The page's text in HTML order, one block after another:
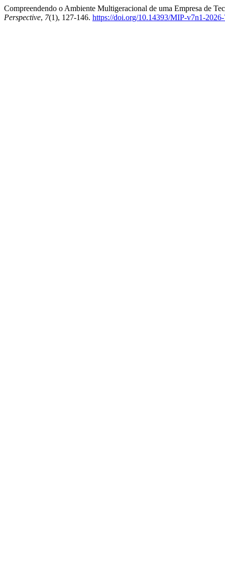
Compreendendo o Ambiente Multigeracional de uma Empresa de
Perspective, 7(1), 127-146. https://doi.org/10.14393/MIP-v7n1-